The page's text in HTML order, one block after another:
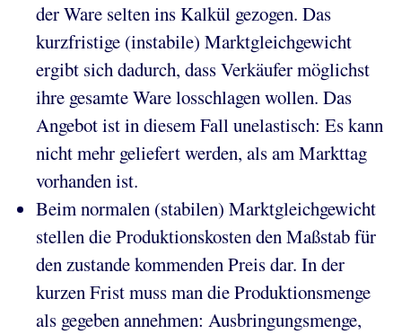
der Ware selten ins Kalkül gezogen. Das
kurzfristige (instabile) Marktgleichgewicht
ergibt sich dadurch, dass Verkäufer möglichst
ihre gesamte Ware losschlagen wollen. Das
Angebot ist in diesem Fall unelastisch: Es kann
nicht mehr geliefert werden, als am Markttag
vorhanden ist.
Beim normalen (stabilen) Marktgleichgewicht
stellen die Produktionskosten den Maßstab für
den zustande kommenden Preis dar. In der
kurzen Frist muss man die Produktionsmenge
als gegeben annehmen: Ausbringungsmenge,